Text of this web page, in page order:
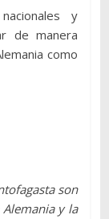
y
de manera
como
son
y la